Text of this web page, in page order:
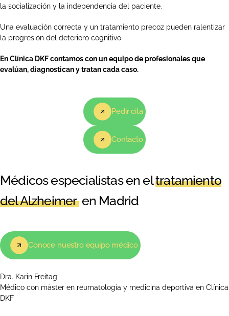
la socialización y la independencia del paciente.
Una evaluación correcta y un tratamiento precoz pueden ralentizar
la progresión del deterioro cognitivo.
En Clínica DKF contamos con un equipo de profesionales que
evalúan, diagnostican y tratan cada caso.
Pedir cita
Contacto
Médicos especialistas en eltratamiento
del Alzheimeren Madrid
Conoce nuestro equipo médico
Dra. Karin Freitag
Médico con máster en reumatología y medicina deportiva en Clínica
DKF